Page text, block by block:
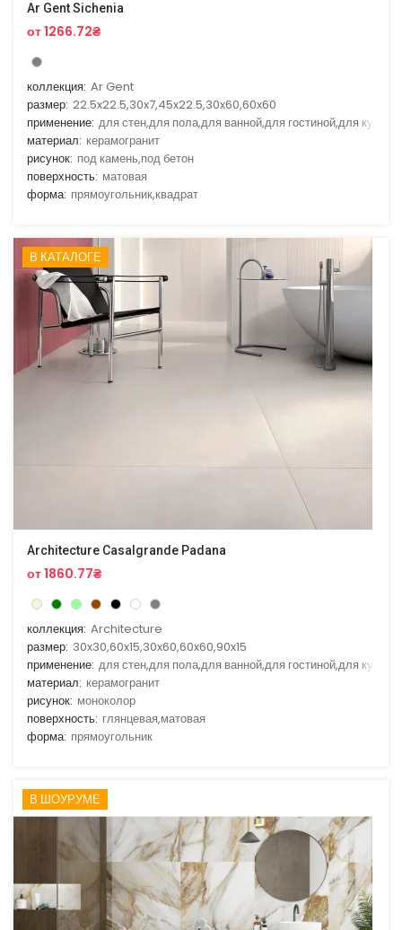
Ar Gent Sichenia
от 1266.72₴
коллекция: Ar Gent
размер: 22.5x22.5,30x7,45x22.5,30x60,60x60
применение: для стен,для пола,для ванной,для гостиной,для кухни
материал: керамогранит
рисунок: под камень,под бетон
поверхность: матовая
форма: прямоугольник,квадрат
В КАТАЛОГЕ
Architecture Casalgrande Padana
от 1860.77₴
коллекция: Architecture
размер: 30x30,60x15,30x60,60x60,90x15
применение: для стен,для пола,для ванной,для гостиной,для кухни
материал: керамогранит
рисунок: моноколор
поверхность: глянцевая,матовая
форма: прямоугольник
В ШОУРУМЕ